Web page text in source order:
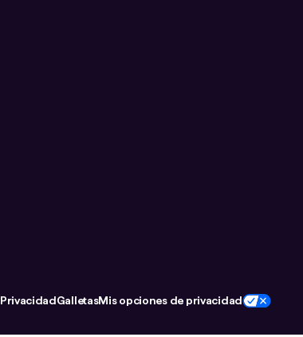
PrivacidadGalletasMis opciones de privacidad